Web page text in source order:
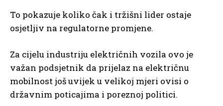
To pokazuje koliko čak i tržišni lider ostaje
osjetljiv na regulatorne promjene.
Za cijelu industriju električnih vozila ovo je
važan podsjetnik da prijelaz na električnu
mobilnost još uvijek u velikoj mjeri ovisi o
državnim poticajima i poreznoj politici.